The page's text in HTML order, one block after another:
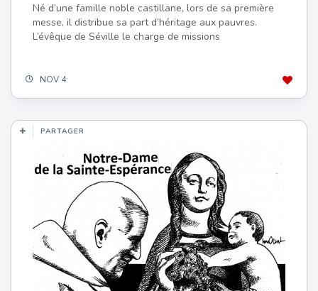
Né d’une famille noble castillane, lors de sa première
messe, il distribue sa part d’héritage aux pauvres.
L’évêque de Séville le charge de missions
NOV 4
PARTAGER